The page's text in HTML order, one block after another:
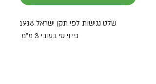
שלט נגישות לפי תקן ישראל 1918
פי וי סי בעובי 3 מ"מ